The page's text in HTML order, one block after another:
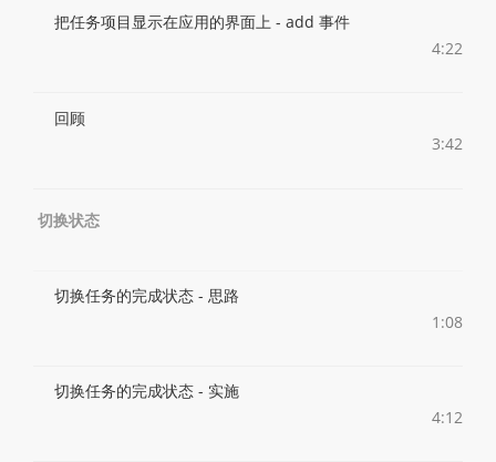
把任务项目显示在应用的界面上 - add 事件
4:22
回顾
3:42
切换状态
切换任务的完成状态 - 思路
1:08
切换任务的完成状态 - 实施
4:12